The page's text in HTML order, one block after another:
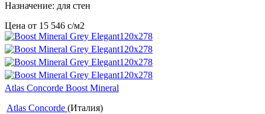
Назначение: для стен
Цена от 15 546 c/м2
Atlas Concorde Boost Mineral
Atlas Concorde (Италия)